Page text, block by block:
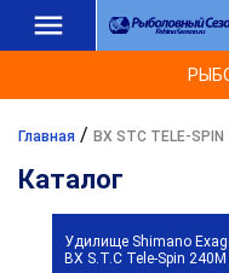
Главная / BX STC TELE-
Каталог
Удилище Shimano
BX S.T.C Tele-Spin 240M